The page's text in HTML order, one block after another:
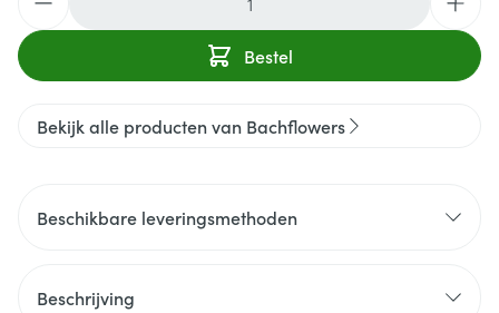
Bestel
Bekijk alle producten van Bachflowers
Beschikbare leveringsmethoden
Beschrijving